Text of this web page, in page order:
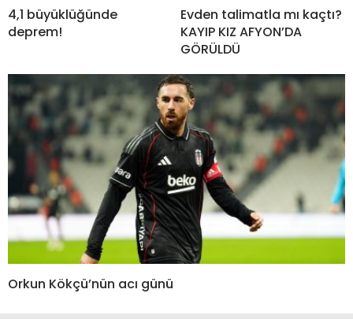
4,1 büyüklüğünde
deprem!
Evden talimatla mı kaçtı?
KAYIP KIZ AFYON’DA
GÖRÜLDÜ
Orkun Kökçü’nün acı günü